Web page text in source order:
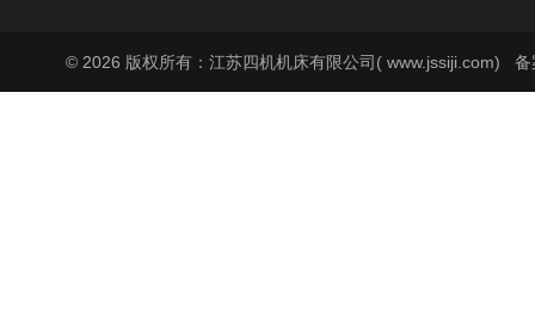
© 2026 版权所有：江苏四机机床有限公司( www.jssiji.com) 备